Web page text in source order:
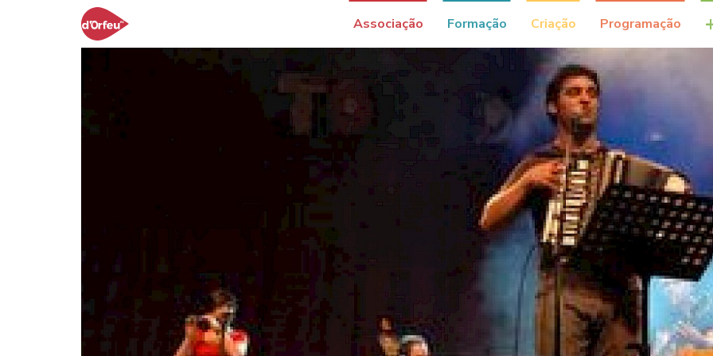
Associação Formação Criação Programação